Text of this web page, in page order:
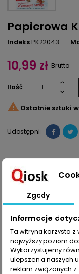
Papierowa
IndeksPK22043
10,99 zł Brutto
Ilość
 Ostatnie sztuki
Udostępnij
SZCZEGÓŁY
Zgody
Informacje
Ta witryna korzysta z
najwyższy poziom
Wykorzystujemy
ulepszenia naszych
reklam związanych